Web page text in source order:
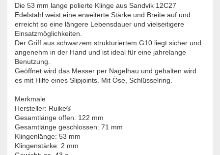
Die 53 mm lange polierte Klinge aus Sandvik 12C27
Edelstahl weist eine erweiterte Stärke und Breite auf und
erreicht so eine längere Lebensdauer und vielseitigere
Einsatzmöglichkeiten.
Der Griff aus schwarzem strukturiertem G10 liegt sicher und
angenehm in der Hand und ist ideal für eine jahrelange
Benutzung.
Geöffnet wird das Messer per Nagelhau und gehalten wird
es mit Hilfe eines Slipjoints. Mit Öse, Schlüsselring.
Merkmale
Hersteller: Ruike®
Gesamtlänge offen: 122 mm
Gesamtlänge geschlossen: 71 mm
Klingenlänge: 53 mm
Klingenstärke: 2 mm